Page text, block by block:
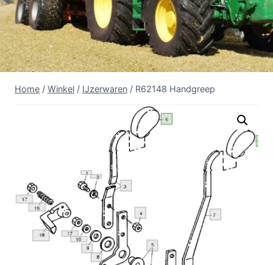
Home / Winkel / IJzerwaren / R62148 Handgreep